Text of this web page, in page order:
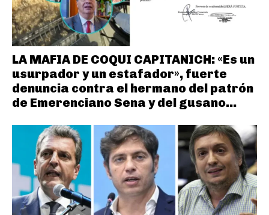
LA MAFIA DE COQUI CAPITANICH: «Es un
usurpador y un estafador», fuerte
denuncia contra el hermano del patrón
de Emerenciano Sena y del gusano...